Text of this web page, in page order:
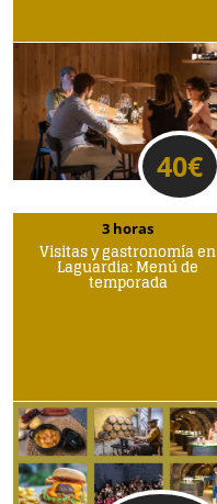
3 horas
Visitas y gastronomía en
Laguardia: Menú de
temporada
40€